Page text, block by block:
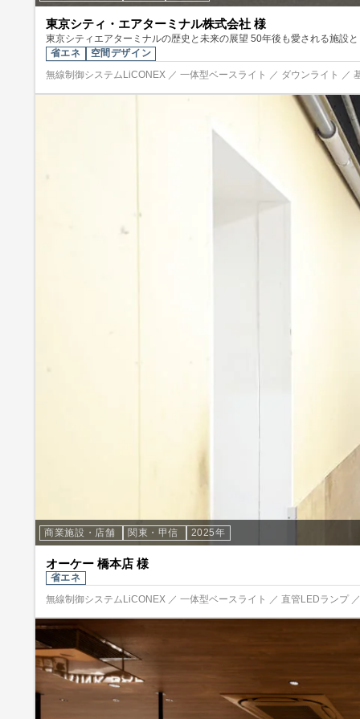
東京シティ・エアターミナル株式会社 様
東京シティエアターミナルの歴史と未来の展望 50年後も愛される施設
省エネ
空間デザイン
無線制御システムLiCONEX ／ 一体型ベースライト ／ ダウンライト ／
商業施設・店舗 関東・甲信 2025年
オーケー 橋本店 様
省エネ
無線制御システムLiCONEX ／ 一体型ベースライト ／ 直管LEDランプ